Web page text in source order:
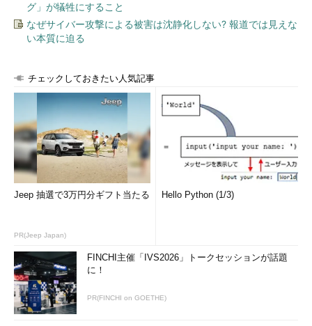
グ」が犠牲にすること
なぜサイバー攻撃による被害は沈静化しない? 報道では見えな
い本質に迫る
チェックしておきたい人気記事
Jeep 抽選で3万円分ギフト当たる
PR(Jeep Japan)
Hello Python (1/3)
FINCHI主催「IVS2026」トークセッションが話題
に！
PR(FINCHI on GOETHE)